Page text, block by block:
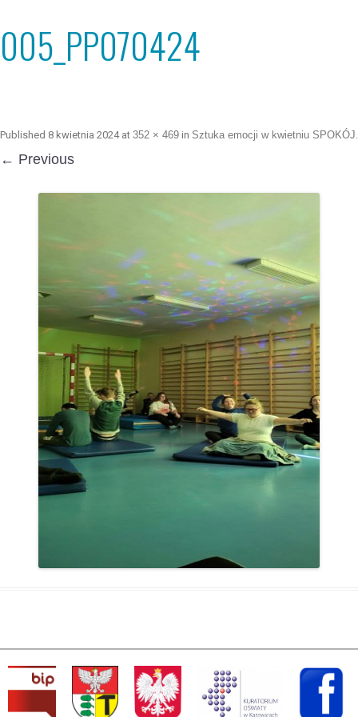
005_PP070424
Published 8 kwietnia 2024at 352 × 469 in Sztuka emocji w kwietniu SPOKÓJ.
← Previous